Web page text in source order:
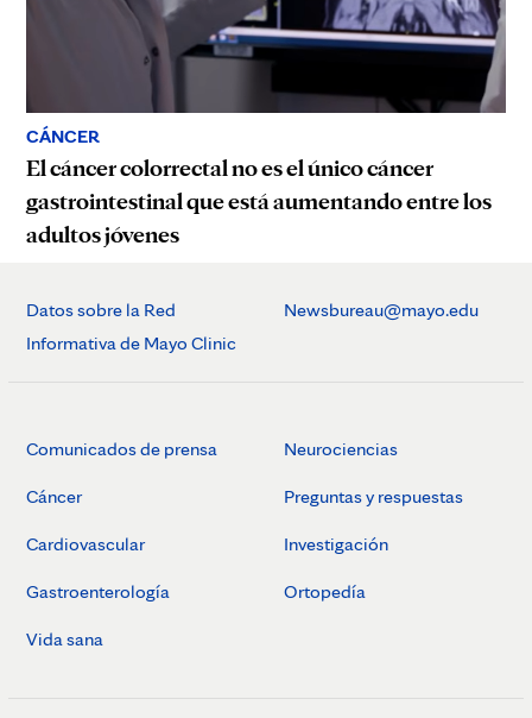
CÁNCER
El cáncer colorrectal no es el único cáncer
gastrointestinal que está aumentando entre los
adultos jóvenes
Datos sobre la Red
Informativa de Mayo Clinic
Newsbureau@mayo.edu
Comunicados de prensa
Cáncer
Cardiovascular
Gastroenterología
Vida sana
Neurociencias
Preguntas y respuestas
Investigación
Ortopedía